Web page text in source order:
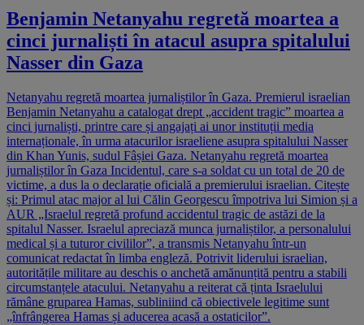
Benjamin Netanyahu regretă moartea a
cinci jurnaliști în atacul asupra spitalului
Nasser din Gaza
Netanyahu regretă moartea jurnaliștilor în Gaza. Premierul israelian
Benjamin Netanyahu a catalogat drept „accident tragic” moartea a
cinci jurnaliști, printre care și angajați ai unor instituții media
internaționale, în urma atacurilor israeliene asupra spitalului Nasser
din Khan Yunis, sudul Fâșiei Gaza. Netanyahu regretă moartea
jurnaliștilor în Gaza Incidentul, care s-a soldat cu un total de 20 de
victime, a dus la o declarație oficială a premierului israelian. Citește
și: Primul atac major al lui Călin Georgescu împotriva lui Simion și a
AUR „Israelul regretă profund accidentul tragic de astăzi de la
spitalul Nasser. Israelul apreciază munca jurnaliștilor, a personalului
medical și a tuturor civililor”, a transmis Netanyahu într-un
comunicat redactat în limba engleză. Potrivit liderului israelian,
autoritățile militare au deschis o anchetă amănunțită pentru a stabili
circumstanțele atacului. Netanyahu a reiterat că ținta Israelului
rămâne gruparea Hamas, subliniind că obiectivele legitime sunt
„înfrângerea Hamas și aducerea acasă a ostaticilor”.